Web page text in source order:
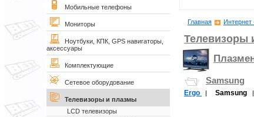
Мобильные телефоны
Мониторы
Ноутбуки, КПК, GPS навигаторы,
аксессуары
Комплектующие
Сетевое оборудование
Телевизоры и плазмы
LCD телевизоры
Главная Интернет
Телевизоры
Samsung
Ergo | Samsung